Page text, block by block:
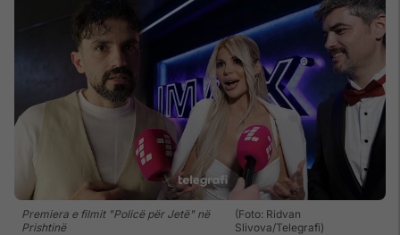
Premiera e filmit "Policë për Jetë" në
Prishtinë
(Foto: Ridvan
Slivova/Telegrafi)